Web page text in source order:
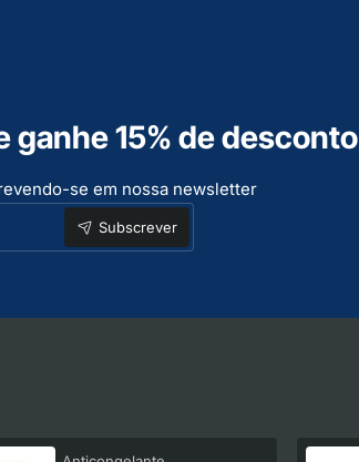
ganhe 15% de desconto
se em nossa newsletter
Subscrever